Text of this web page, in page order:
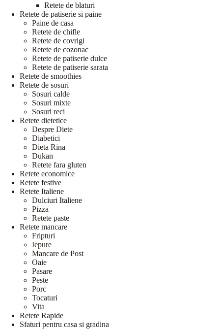
Retete de blaturi
Retete de patiserie si paine
Paine de casa
Retete de chifle
Retete de covrigi
Retete de cozonac
Retete de patiserie dulce
Retete de patiserie sarata
Retete de smoothies
Retete de sosuri
Sosuri calde
Sosuri mixte
Sosuri reci
Retete dietetice
Despre Diete
Diabetici
Dieta Rina
Dukan
Retete fara gluten
Retete economice
Retete festive
Retete Italiene
Dulciuri Italiene
Pizza
Retete paste
Retete mancare
Fripturi
Iepure
Mancare de Post
Oaie
Pasare
Peste
Porc
Tocaturi
Vita
Retete Rapide
Sfaturi pentru casa si gradina